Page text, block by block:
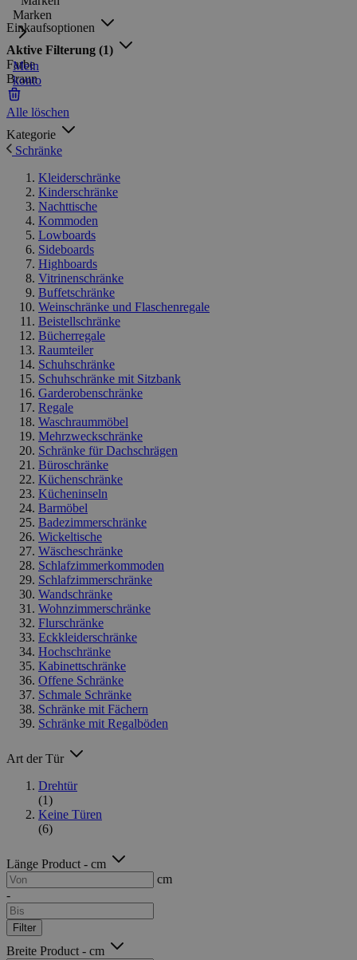
Marken
Mein
konto
Einkaufsoptionen
Aktive Filterung (1)
Farbe
Braun
Alle löschen
Kategorie
Schränke
Kleiderschränke
Kinderschränke
Nachttische
Kommoden
Lowboards
Sideboards
Highboards
Vitrinenschränke
Buffetschränke
Weinschränke und Flaschenregale
Beistellschränke
Bücherregale
Raumteiler
Schuhschränke
Schuhschränke mit Sitzbank
Garderobenschränke
Regale
Waschraummöbel
Mehrzweckschränke
Schränke für Dachschrägen
Büroschränke
Küchenschränke
Kücheninseln
Barmöbel
Badezimmerschränke
Wickeltische
Wäscheschränke
Schlafzimmerkommoden
Schlafzimmerschränke
Wandschränke
Wohnzimmerschränke
Flurschränke
Eckkleiderschränke
Hochschränke
Kabinettschränke
Offene Schränke
Schmale Schränke
Schränke mit Fächern
Schränke mit Regalböden
Art der Tür
Drehtür
(1)
Keine Türen
(6)
Länge Product - cm
cm
-
Filter
Breite Product - cm